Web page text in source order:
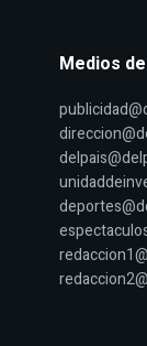
Medios